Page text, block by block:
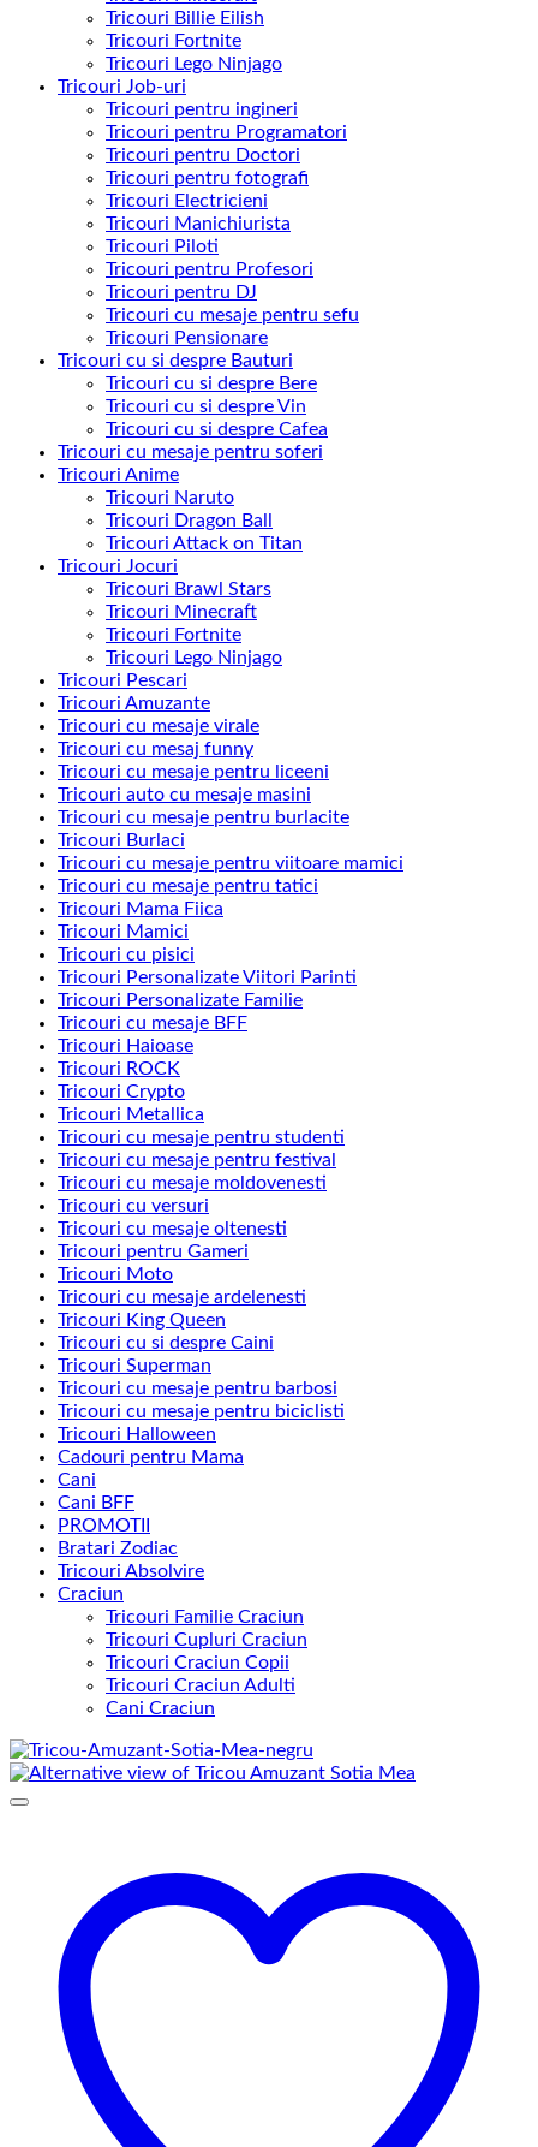
Tricouri Billie Eilish
Tricouri Fortnite
Tricouri Lego Ninjago
Tricouri Job-uri
Tricouri pentru ingineri
Tricouri pentru Programatori
Tricouri pentru Doctori
Tricouri pentru fotografi
Tricouri Electricieni
Tricouri Manichiurista
Tricouri Piloti
Tricouri pentru Profesori
Tricouri pentru DJ
Tricouri cu mesaje pentru sefu
Tricouri Pensionare
Tricouri cu si despre Bauturi
Tricouri cu si despre Bere
Tricouri cu si despre Vin
Tricouri cu si despre Cafea
Tricouri cu mesaje pentru soferi
Tricouri Anime
Tricouri Naruto
Tricouri Dragon Ball
Tricouri Attack on Titan
Tricouri Jocuri
Tricouri Brawl Stars
Tricouri Minecraft
Tricouri Fortnite
Tricouri Lego Ninjago
Tricouri Pescari
Tricouri Amuzante
Tricouri cu mesaje virale
Tricouri cu mesaj funny
Tricouri cu mesaje pentru liceeni
Tricouri auto cu mesaje masini
Tricouri cu mesaje pentru burlacite
Tricouri Burlaci
Tricouri cu mesaje pentru viitoare mamici
Tricouri cu mesaje pentru tatici
Tricouri Mama Fiica
Tricouri Mamici
Tricouri cu pisici
Tricouri Personalizate Viitori Parinti
Tricouri Personalizate Familie
Tricouri cu mesaje BFF
Tricouri Haioase
Tricouri ROCK
Tricouri Crypto
Tricouri Metallica
Tricouri cu mesaje pentru studenti
Tricouri cu mesaje pentru festival
Tricouri cu mesaje moldovenesti
Tricouri cu versuri
Tricouri cu mesaje oltenesti
Tricouri pentru Gameri
Tricouri Moto
Tricouri cu mesaje ardelenesti
Tricouri King Queen
Tricouri cu si despre Caini
Tricouri Superman
Tricouri cu mesaje pentru barbosi
Tricouri cu mesaje pentru biciclisti
Tricouri Halloween
Cadouri pentru Mama
Cani
Cani BFF
PROMOTII
Bratari Zodiac
Tricouri Absolvire
Craciun
Tricouri Familie Craciun
Tricouri Cupluri Craciun
Tricouri Craciun Copii
Tricouri Craciun Adulti
Cani Craciun